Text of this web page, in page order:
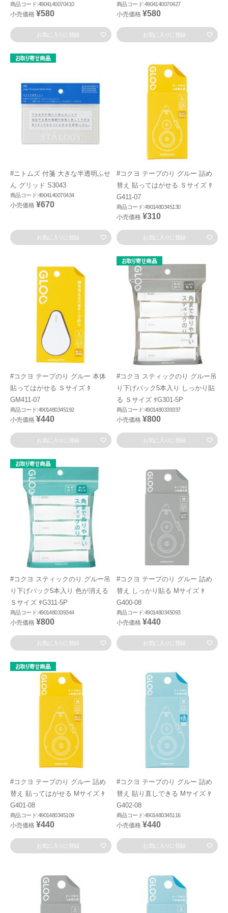
商品コード:4904140070410
小売価格 ¥580
お気に入りに登録
商品コード:4904140070427
小売価格 ¥580
お気に入りに登録
#ニトムズ 付箋 大きな半透明ふせ
ん グリッド S3043
商品コード:4904140070434
小売価格 ¥670
お気に入りに登録
#コクヨ テープのり グルー 詰め
替え 貼ってはがせる Ｓサイズ ﾀ
G411-07
商品コード:4901480345130
小売価格 ¥310
お気に入りに登録
#コクヨ テープのり グルー 本体
貼ってはがせる Ｓサイズ ﾀ
GM411-07
商品コード:4901480345192
小売価格 ¥440
お気に入りに登録
#コクヨ スティックのり グルー吊
り下げパック5本入り しっかり貼
る Ｓサイズ ﾀG301-5P
商品コード:4901480339337
小売価格 ¥800
お気に入りに登録
#コクヨ スティックのり グルー吊
り下げパック5本入り 色が消える
Ｓサイズ ﾀG311-5P
商品コード:4901480339344
小売価格 ¥800
お気に入りに登録
#コクヨ テープのり グルー 詰め
替え しっかり貼る Mサイズ ﾀ
G400-08
商品コード:4901480345093
小売価格 ¥440
お気に入りに登録
#コクヨ テープのり グルー 詰め
替え 貼ってはがせる Mサイズ ﾀ
G401-08
商品コード:4901480345109
小売価格 ¥440
お気に入りに登録
#コクヨ テープのり グルー 詰め
替え 貼り直しできる Mサイズ ﾀ
G402-08
商品コード:4901480345116
小売価格 ¥440
お気に入りに登録